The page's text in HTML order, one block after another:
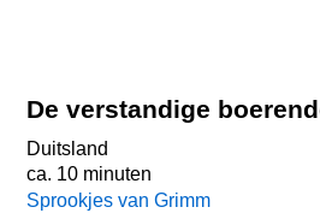
De verstandige
Duitsland
ca. 10 minuten
Sprookjes van Grimm